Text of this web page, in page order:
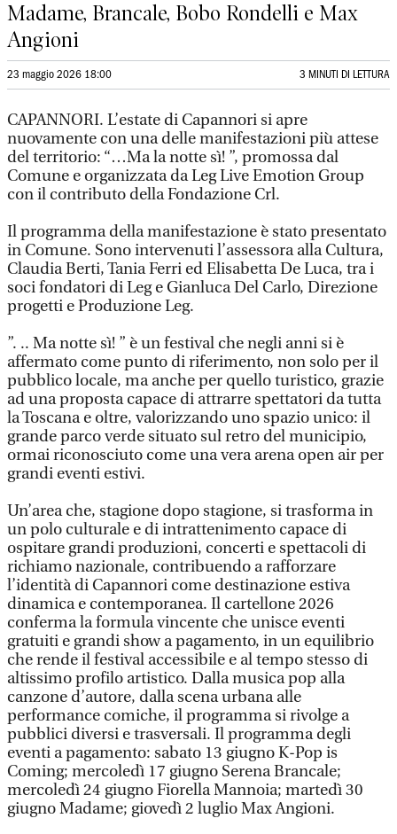
Madame, Brancale, Bobo Rondelli e Max
Angioni
23 maggio 2026 18:00 3 MINUTI DI LETTURA
CAPANNORI. L’estate di Capannori si apre
nuovamente con una delle manifestazioni più attese
del territorio: “…Ma la notte sì! ”, promossa dal
Comune e organizzata da Leg Live Emotion Group
con il contributo della Fondazione Crl.
Il programma della manifestazione è stato presentato
in Comune. Sono intervenuti l’assessora alla Cultura,
Claudia Berti, Tania Ferri ed Elisabetta De Luca, tra i
soci fondatori di Leg e Gianluca Del Carlo, Direzione
progetti e Produzione Leg.
”. .. Ma notte sì! ” è un festival che negli anni si è
affermato come punto di riferimento, non solo per il
pubblico locale, ma anche per quello turistico, grazie
ad una proposta capace di attrarre spettatori da tutta
la Toscana e oltre, valorizzando uno spazio unico: il
grande parco verde situato sul retro del municipio,
ormai riconosciuto come una vera arena open air per
grandi eventi estivi.
Un’area che, stagione dopo stagione, si trasforma in
un polo culturale e di intrattenimento capace di
ospitare grandi produzioni, concerti e spettacoli di
richiamo nazionale, contribuendo a rafforzare
l’identità di Capannori come destinazione estiva
dinamica e contemporanea. Il cartellone 2026
conferma la formula vincente che unisce eventi
gratuiti e grandi show a pagamento, in un equilibrio
che rende il festival accessibile e al tempo stesso di
altissimo profilo artistico. Dalla musica pop alla
canzone d’autore, dalla scena urbana alle
performance comiche, il programma si rivolge a
pubblici diversi e trasversali. Il programma degli
eventi a pagamento: sabato 13 giugno K-Pop is
Coming; mercoledì 17 giugno Serena Brancale;
mercoledì 24 giugno Fiorella Mannoia; martedì 30
giugno Madame; giovedì 2 luglio Max Angioni.